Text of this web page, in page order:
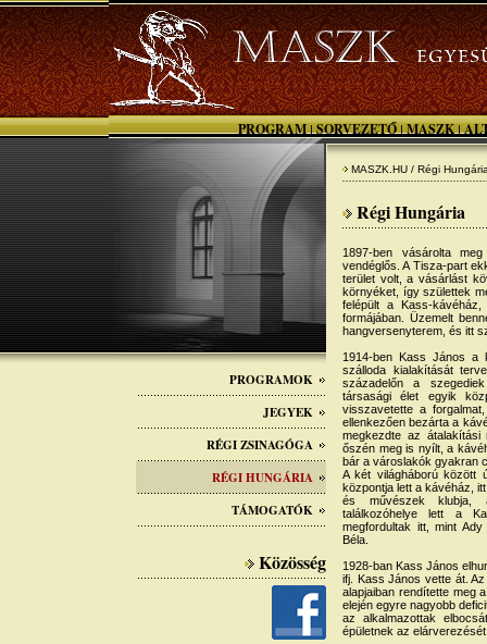
PROGRAM | SORVEZETŐ | MASZK |
PROGRAMOK
JEGYEK
RÉGI ZSINAGÓGA
RÉGI HUNGÁRIA
TÁMOGATÓK
Közösség
MASZK.HU / Régi
Régi Hungária
1897-ben vásárolta
vendéglős. A Tisza-part
terület volt, a vásárlást
környéket, így születtek
felépült a Kass-
formájában. Üzemelt
hangversenyterem, és itt
1914-ben Kass János a
szálloda kialakítását
századelőn a
társasági élet egyik
visszavetette a
ellenkezően bezárta a
megkezdte az
őszén meg is nyílt, a
bár a városlakók gyakran
A két világháború között
központja lett a kávéház,
és művészek klubja,
találkozóhelye lett a
megfordultak itt, mint
Béla.
1928-ban Kass János
ifj. Kass János vette át.
alapjaiban rendítette meg
elején egyre nagyobb
az alkalmazottak
épületnek az